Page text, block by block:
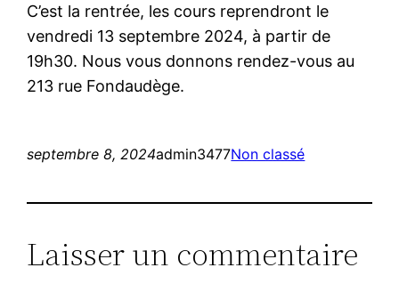
C’est la rentrée, les cours reprendront le
vendredi 13 septembre 2024, à partir de
19h30. Nous vous donnons rendez-vous au
213 rue Fondaudège.
septembre 8, 2024admin3477Non classé
Laisser un commentaire